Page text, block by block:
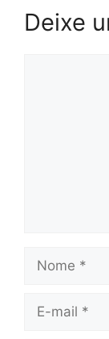
Deixe
Nome